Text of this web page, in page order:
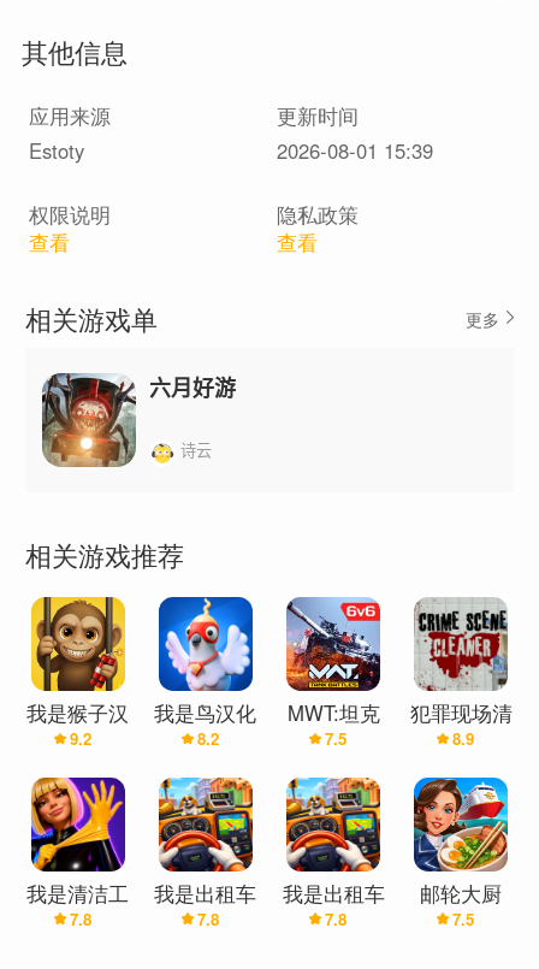
成你的游乐场！
扮演清洁工，从全新视角体验夜生活。擦洗地板，
刮掉口香糖，清理垃圾，修复VIP客人的“灾难”和堵
工具与混乱装备：精通拖把、刮刀和各种化学清洁
枪和双节棍等秘密道具，让派对天翻地覆！
掌控夜总会：跳到DJ台后面，玩台球和飞镖，或者
在VIP休息室里挥霍现金。
的顾客进行基于物理的搏斗。小心你的恶作剧，否
则保安会追捕你！
互动沙盒：操控一切。扔食物、抛饮料、用拖把打
客人、偷饮料，或者把他们冻住，然后欣赏接下来
的滑稽场面。
主要特色：
深度清洁：清除口香糖、修理管道、清理成堆的垃
圾。
物理自由：拿起、扔、砸碎并与所有物品互动。
混乱武器库：掌握重力枪和火焰喷射器等各种奇葩
其他信息
应用来源
更新时间
Estoty
2026-08-01 15:39
权限说明
查看
隐私政策
查看
相关游戏单 更多
六月好游
诗云
相关游戏推荐
我是猴子汉
化兼容版
(辅助菜单)
9.2
我是鸟汉化
兼容版(辅
助菜单)
8.2
MWT:坦克
战争(现代
战舰厂商新
作)
7.5
犯罪现场清
洁工
8.9
我是清洁工
汉化版(辅
7.8
我是出租车
司机（汉化
7.8
我是出租车
司机
7.8
邮轮大厨
(飞机大厨
7.5